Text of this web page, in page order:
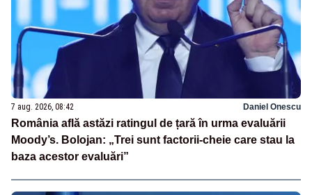
7 aug. 2026, 08:42 Daniel Onescu
România află astăzi ratingul de țară în urma evaluării
Moody’s. Bolojan: „Trei sunt factorii-cheie care stau la
baza acestor evaluări”